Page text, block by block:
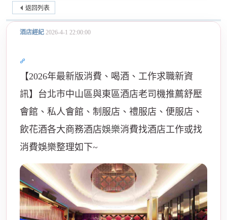
返回列表
酒店經紀 2026-4-1 22:00:00
【2026年最新版消費、喝酒、工作求職新資
訊】台北市中山區與東區酒店老司機推薦舒壓
會館、私人會館、制服店、禮服店、便服店、
飲花酒各大商務酒店娛樂消費找酒店工作或找
消費娛樂整理如下~